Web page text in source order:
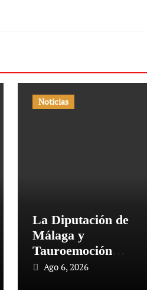
Noticias
La Diputación de
Málaga y
Tauroemoción
presentan la corrida
Ago 6, 2026